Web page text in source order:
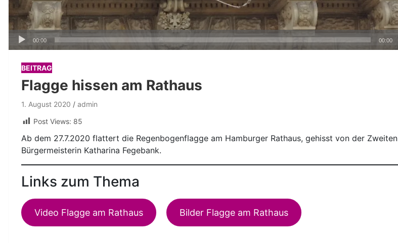
Audio-
Player
00:00 00:00
BEITRAG
Flagge hissen am Rathaus
1. August 2020
admin
Post Views: 85
Ab dem 27.7.2020 flattert die Regenbogenflagge am Hamburger Rathaus, gehisst von der Zweiten
Bürgermeisterin Katharina Fegebank.
Links zum Thema
Video Flagge am Rathaus Bilder Flagge am Rathaus